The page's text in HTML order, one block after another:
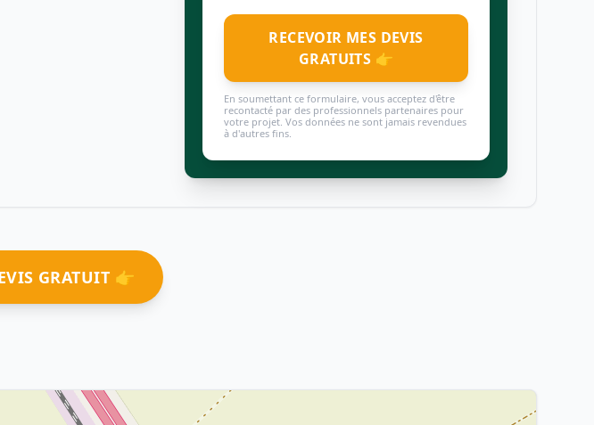
RECEVOIR MES DEVIS
GRATUITS 👉
En soumettant ce formulaire, vous acceptez d'être
recontacté par des professionnels partenaires pour
votre projet. Vos données ne sont jamais revendues
à d'autres fins.
GRATUIT 👉